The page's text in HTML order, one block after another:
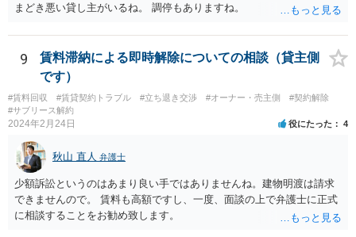
複数事務所にあたり、着手金額を確認されるとよいと思います。 ３・
弁護士が依頼を受ければ代わりに裁判所とのやりとりを行うことが可
能です。双方に弁護士がついていればウェブ会議で裁判を実施する場
合もあるでしょう。 ただし、ご本人さんも同行してもらう必要が和解
協議の場合だとあると思います。
まどき悪い貸し主がいるね。 調停もありますね。
9
賃料滞納による即時解除についての相談（貸主側
です）
#賃料回収 #賃貸契約トラブル #立ち退き交渉 #オーナー・売主側
#契約解除
#サブリース解約
2024年2月24日 役にたった 4
秋山 直人 弁護士
少額訴訟というのはあまり良い手ではありませんね。建物明渡は請求
できませんので。 賃料も高額ですし、一度、面談の上で弁護士に正式
に相談することをお勧め致します。